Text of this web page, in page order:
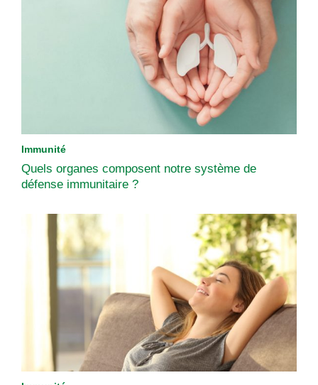
Immunité
Quels organes composent notre système de
défense immunitaire ?